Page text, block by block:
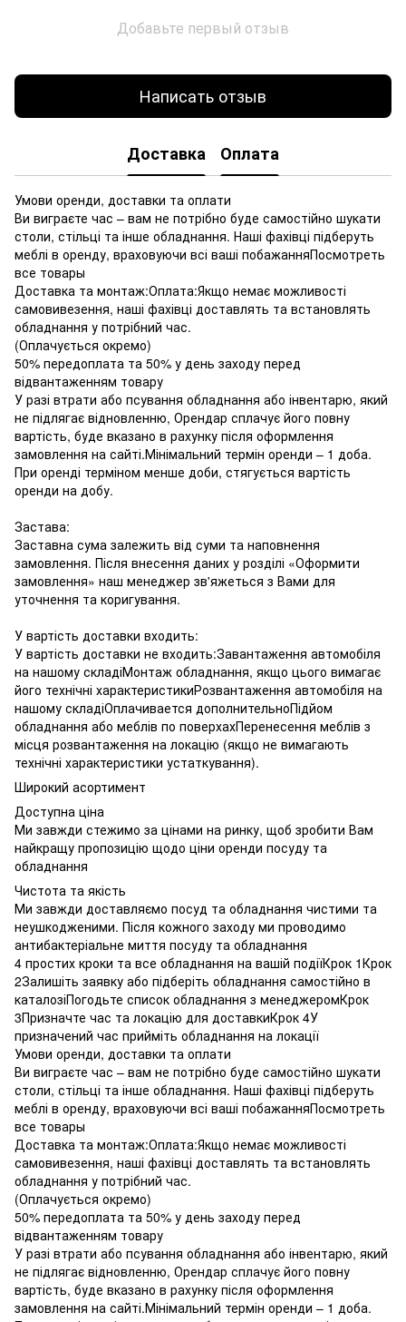
Добавьте первый отзыв
Написать отзыв
Доставка Оплата
Умови оренди, доставки та оплати
Ви виграєте час – вам не потрібно буде самостійно шукати
столи, стільці та інше обладнання. Наші фахівці підберуть
меблі в оренду, враховуючи всі ваші побажанняПосмотреть
все товары
Доставка та монтаж:Оплата:Якщо немає можливості
самовивезення, наші фахівці доставлять та встановлять
обладнання у потрібний час.
(Оплачується окремо)
50% передоплата та 50% у день заходу перед
відвантаженням товару
У разі втрати або псування обладнання або інвентарю, який
не підлягає відновленню, Орендар сплачує його повну
вартість, буде вказано в рахунку після оформлення
замовлення на сайті.Мінімальний термін оренди – 1 доба.
При оренді терміном менше доби, стягується вартість
оренди на добу.
Застава:
Заставна сума залежить від суми та наповнення
замовлення. Після внесення даних у розділі «Оформити
замовлення» наш менеджер зв'яжеться з Вами для
уточнення та коригування.
У вартість доставки входить:
У вартість доставки не входить:Завантаження автомобіля
на нашому складіМонтаж обладнання, якщо цього вимагає
його технічні характеристикиРозвантаження автомобіля на
нашому складіОплачивается дополнительноПідйом
обладнання або меблів по поверхахПеренесення меблів з
місця розвантаження на локацію (якщо не вимагають
технічні характеристики устаткування).
Широкий асортимент
Доступна ціна
Ми завжди стежимо за цінами на ринку, щоб зробити Вам
найкращу пропозицію щодо ціни оренди посуду та
обладнання
Чистота та якість
Ми завжди доставляємо посуд та обладнання чистими та
неушкодженими. Після кожного заходу ми проводимо
антибактеріальне миття посуду та обладнання
4 простих кроки та все обладнання на вашій подіїКрок 1Крок
2Залишіть заявку або підберіть обладнання самостійно в
каталозіПогодьте список обладнання з менеджеромКрок
3Призначте час та локацію для доставкиКрок 4У
призначений час прийміть обладнання на локації
Умови оренди, доставки та оплати
Ви виграєте час – вам не потрібно буде самостійно шукати
столи, стільці та інше обладнання. Наші фахівці підберуть
меблі в оренду, враховуючи всі ваші побажанняПосмотреть
все товары
Доставка та монтаж:Оплата:Якщо немає можливості
самовивезення, наші фахівці доставлять та встановлять
обладнання у потрібний час.
(Оплачується окремо)
50% передоплата та 50% у день заходу перед
відвантаженням товару
У разі втрати або псування обладнання або інвентарю, який
не підлягає відновленню, Орендар сплачує його повну
вартість, буде вказано в рахунку після оформлення
замовлення на сайті.Мінімальний термін оренди – 1 доба.